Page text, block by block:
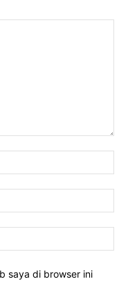
saya di browser ini